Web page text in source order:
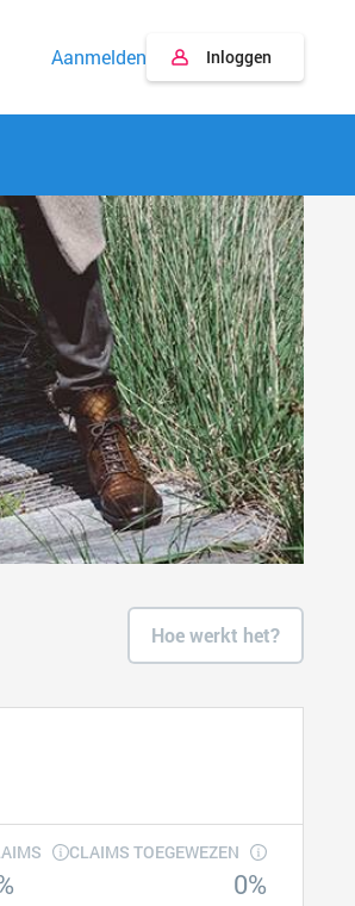
Aanmelden Inloggen
Hoe werkt het?
CLAIMS TOEGEWEZEN
0%